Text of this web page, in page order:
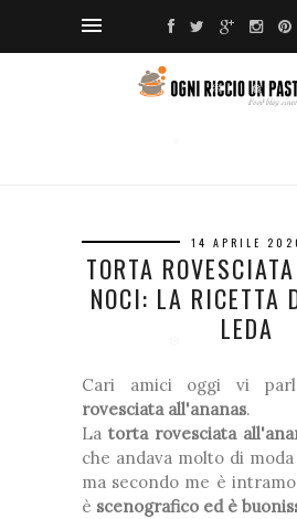
14 APRILE
TORTA
NOCI: LA RICETTA
LEDA
Cari amici oggi vi
rovesciata all'ananas.
La torta rovesciata
che andava molto di
ma secondo me è
è scenografico ed è
❆
*
❆